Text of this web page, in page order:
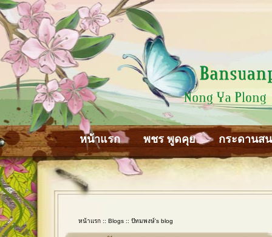
หน้าแรก พชร พูดคุย กระดานส
หน้าแรก :: Blogs :: ปัทมพงษ์'s blog